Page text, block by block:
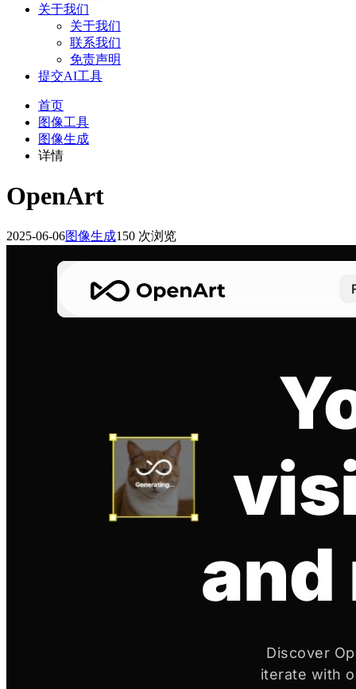
关于我们
关于我们
联系我们
免责声明
提交AI工具
首页
图像工具
图像生成
详情
OpenArt
2025-06-06图像生成150 次浏览